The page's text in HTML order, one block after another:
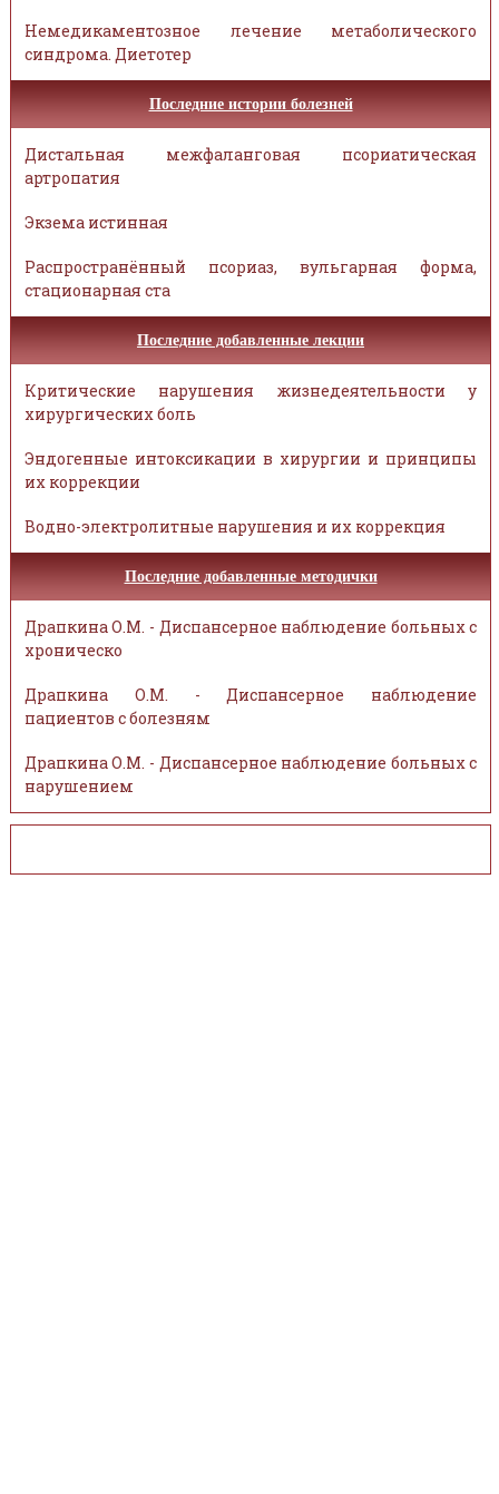
Немедикаментозное лечение метаболического
синдрома. Диетотер
Последние истории болезней
Дистальная межфаланговая псориатическая
артропатия
Экзема истинная
Распространённый псориаз, вульгарная форма,
стационарная ста
Последние добавленные лекции
Критические нарушения жизнедеятельности у
хирургических боль
Эндогенные интоксикации в хирургии и принципы
их коррекции
Водно-электролитные нарушения и их коррекция
Последние добавленные методички
Драпкина О.М. - Диспансерное наблюдение больных с
хроническо
Драпкина О.М. - Диспансерное наблюдение
пациентов с болезням
Драпкина О.М. - Диспансерное наблюдение больных с
нарушением